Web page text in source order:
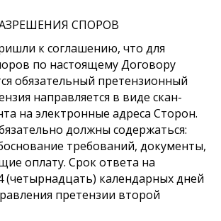
СПОРОВ
к соглашению, что для
по настоящему Договору
обязательный претензионный
направляется в виде скан-
на электронные адреса Сторон.
должны содержаться:
требований, документы,
оплату. Срок ответа на
(четырнадцать) календарных дней
претензии второй